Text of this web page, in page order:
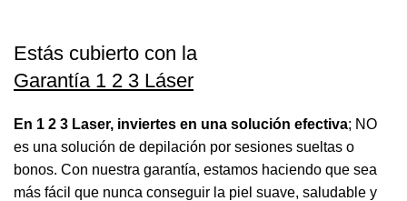
Estás cubierto con la
Garantía 1 2 3 Láser
En 1 2 3 Laser, inviertes en una solución efectiva; NO
es una solución de depilación por sesiones sueltas o
bonos. Con nuestra garantía, estamos haciendo que sea
más fácil que nunca conseguir la piel suave, saludable y